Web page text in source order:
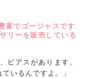
富でゴージャスです
リーを販売している
ピアスがあります。
いるんですよ。」